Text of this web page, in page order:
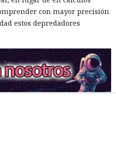
con mayor precisión
estos depredadores